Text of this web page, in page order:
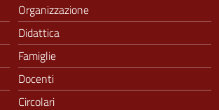
Organizzazione
Didattica
Famiglie
Docenti
Circolari